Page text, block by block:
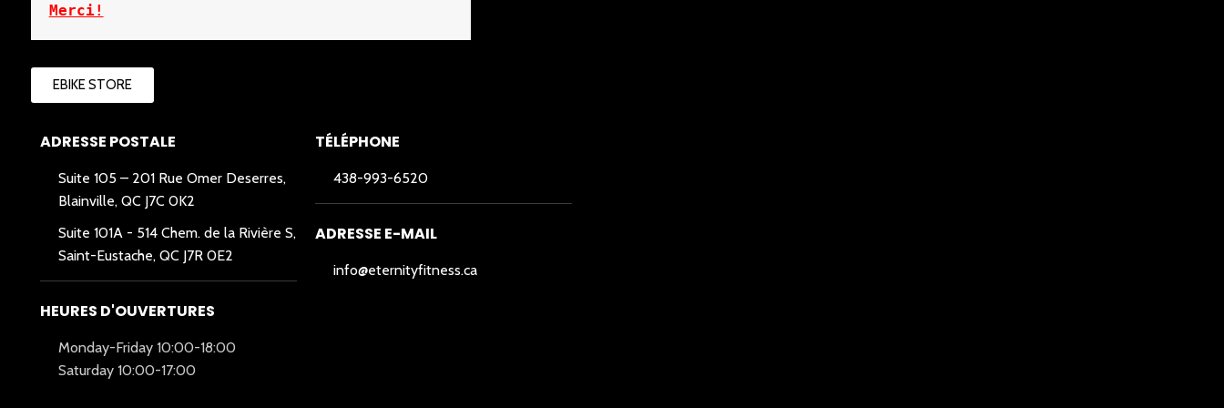
Merci!
EBIKE STORE
ADRESSE POSTALE
Suite 105 – 201 Rue Omer Deserres,
Blainville, QC J7C 0K2
Suite 101A - 514 Chem. de la Rivière S,
Saint-Eustache, QC J7R 0E2
HEURES D'OUVERTURES
Monday-Friday 10:00-18:00
Saturday 10:00-17:00
TÉLÉPHONE
438-993-6520
ADRESSE E-MAIL
info@eternityfitness.ca